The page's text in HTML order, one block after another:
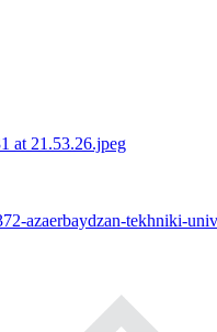
azaerbaydzan-tekhniki-